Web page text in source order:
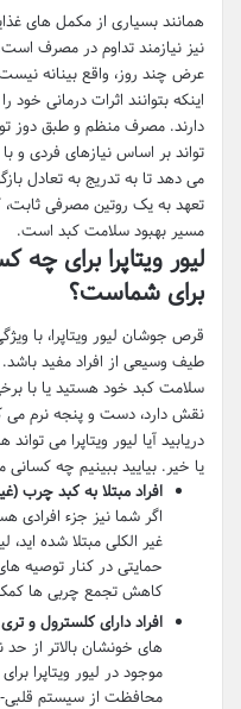
همانند بسیاری از مکمل های
نیز نیازمند تداوم در مصرف
عرض چند روز، واقع بینانه
اینکه بتوانند اثرات درمانی
دارند. مصرف منظم و طبق دوز
تواند بر اساس نیازهای فردی و
می دهد تا به تدریج به تعادل
تعهد به یک روتین مصرفی ثابت،
مسیر بهبود سلامت کبد است.
لیور ویتاپرا برای
برای شماست؟
قرص جوشان لیور ویتاپرا، با
طیف وسیعی از افراد مفید
سلامت کبد خود هستید یا با
نقش دارد، دست و پنجه نرم می
دریابید آیا لیور ویتاپرا می
یا خیر. بیایید ببینیم چه کسانی
افراد مبتلا به کبد
اگر شما نیز جزء
غیر الکلی مبتلا شده اید،
حمایتی در کنار توصیه
کاهش تجمع چربی ها
افراد دارای کلسترول و
های خونشان بالاتر از
موجود در لیور ویتاپرا
محافظت از سیستم قلبی-